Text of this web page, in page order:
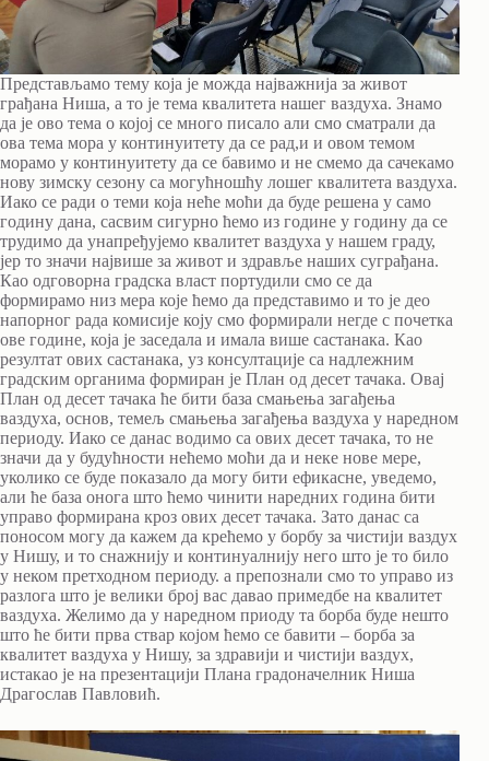
Представљамо тему која је можда најважнија за живот
грађана Ниша, а то је тема квалитета нашег ваздуха. Знамо
да је ово тема о којој се много писало али смо сматрали да
ова тема мора у континуитету да се рад,и и овом темом
морамо у континуитету да се бавимо и не смемо да сачекамо
нову зимску сезону са могућношћу лошег квалитета ваздуха.
Иако се ради о теми која неће моћи да буде решена у само
годину дана, сасвим сигурно ћемо из године у годину да се
трудимо да унапређујемо квалитет ваздуха у нашем граду,
јер то значи највише за живот и здравље наших суграђана.
Као одговорна градска власт портудили смо се да
формирамо низ мера које ћемо да представимо и то је део
напорног рада комисије коју смо формирали негде с почетка
ове године, која је заседала и имала више састанака. Као
резултат ових састанака, уз консултације са надлежним
градским органима формиран је План од десет тачака. Овај
План од десет тачака ће бити база смањења загађења
ваздуха, основ, темељ смањења загађења ваздуха у наредном
периоду. Иако се данас водимо са ових десет тачака, то не
значи да у будућности нећемо моћи да и неке нове мере,
уколико се буде показало да могу бити ефикасне, уведемо,
али ће база онога што ћемо чинити наредних година бити
управо формирана кроз ових десет тачака. Зато данас са
поносом могу да кажем да крећемо у борбу за чистији ваздух
у Нишу, и то снажнију и континуалнију него што је то било
у неком претходном периоду. а препознали смо то управо из
разлога што је велики број вас давао примедбе на квалитет
ваздуха. Желимо да у наредном приоду та борба буде нешто
што ће бити прва ствар којом ћемо се бавити – борба за
квалитет ваздуха у Нишу, за здравији и чистији ваздух,
истакао је на презентацији Плана градоначелник Ниша
Драгослав Павловић.